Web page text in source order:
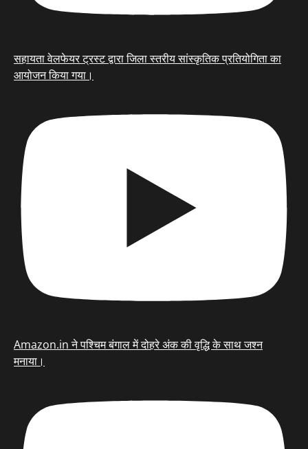
सहायता वेलफेयर ट्रस्ट द्वारा जिला स्तरीय सांस्कृतिक प्रतियोगिता का
आयोजन किया गया।
Amazon.in ने पश्चिम बंगाल में दोहरे अंक की वृद्धि के साथ जश्न
मनाया।